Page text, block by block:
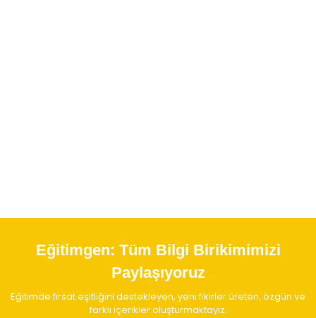
Eğitimgen: Tüm Bilgi Birikimimizi
Paylaşıyoruz
Eğitimde fırsat eşitliğini destekleyen, yeni fikirler üreten, özgün ve
farklı içerikler oluşturmaktayız.